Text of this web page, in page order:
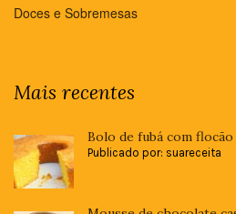
Doces e Sobremesas
Mais recentes
Bolo de fubá com flocão
Publicado por: suareceita